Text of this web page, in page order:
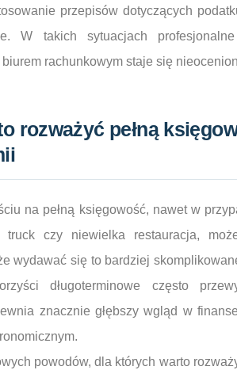
przepisów dotyczących
W takich sytuacjach
rachunkowym staje się
rozważyć pełną
na pełną księgowość, nawet w
truck czy niewielka restauracja,
wydawać się to bardziej
długoterminowe często
znacznie głębszy wgląd w
powodów, dla których warto